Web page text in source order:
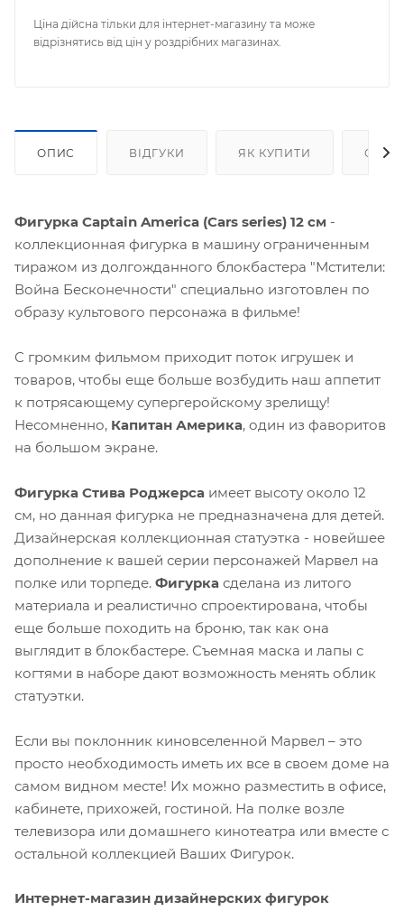
Ціна дійсна тільки для інтернет-магазину та може
відрізнятись від цін у роздрібних магазинах.
ОПИС ВІДГУКИ ЯК КУПИТИ
Фигурка Captain America (Cars series) 12 см -
коллекционная фигурка в машину ограниченным
тиражом из долгожданного блокбастера "Мстители:
Война Бесконечности" специально изготовлен по
образу культового персонажа в фильме!
С громким фильмом приходит поток игрушек и
товаров, чтобы еще больше возбудить наш аппетит
к потрясающему супергеройскому зрелищу!
Несомненно, Капитан Америка, один из фаворитов
на большом экране.
Фигурка Стива Роджерса имеет высоту около 12
см, но данная фигурка не предназначена для детей.
Дизайнерская коллекционная статуэтка - новейшее
дополнение к вашей серии персонажей Марвел на
полке или торпеде. Фигурка сделана из литого
материала и реалистично спроектирована, чтобы
еще больше походить на броню, так как она
выглядит в блокбастере. Съемная маска и лапы с
когтями в наборе дают возможность менять облик
статуэтки.
Если вы поклонник киновселенной Марвел – это
просто необходимость иметь их все в своем доме на
самом видном месте! Их можно разместить в офисе,
кабинете, прихожей, гостиной. На полке возле
телевизора или домашнего кинотеатра или вместе с
остальной коллекцией Ваших Фигурок.
Интернет-магазин дизайнерских фигурок